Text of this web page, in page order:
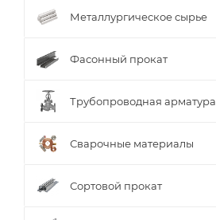
Металлургическое сырье
Фасонный прокат
Трубопроводная арматура
Сварочные материалы
Сортовой прокат